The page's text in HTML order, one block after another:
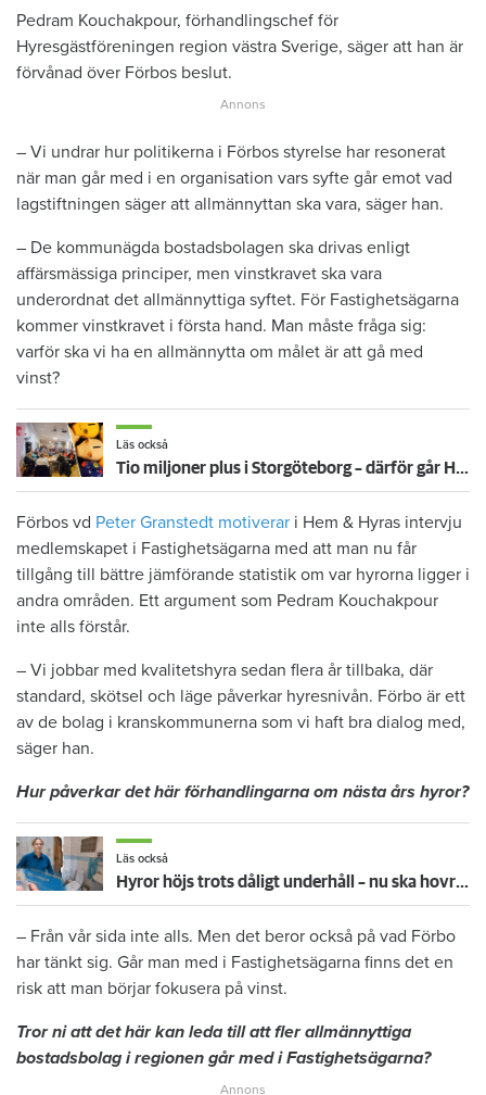
Pedram Kouchakpour, förhandlingschef för
Hyresgästföreningen region västra Sverige, säger att han är
förvånad över Förbos beslut.
– Vi undrar hur politikerna i Förbos styrelse har resonerat
när man går med i en organisation vars syfte går emot vad
lagstiftningen säger att allmännyttan ska vara, säger han.
– De kommunägda bostadsbolagen ska drivas enligt
affärsmässiga principer, men vinstkravet ska vara
underordnat det allmännyttiga syftet. För Fastighetsägarna
kommer vinstkravet i första hand. Man måste fråga sig:
varför ska vi ha en allmännytta om målet är att gå med
vinst?
Läs också
Tio miljoner plus i Storgöteborg – därför går Hyresgästföreningen med storvinst
Förbos vd Peter Granstedt motiverar i Hem & Hyras intervju
medlemskapet i Fastighetsägarna med att man nu får
tillgång till bättre jämförande statistik om var hyrorna ligger i
andra områden. Ett argument som Pedram Kouchakpour
inte alls förstår.
– Vi jobbar med kvalitetshyra sedan flera år tillbaka, där
standard, skötsel och läge påverkar hyresnivån. Förbo är ett
av de bolag i kranskommunerna som vi haft bra dialog med,
säger han.
Hur påverkar det här förhandlingarna om nästa års hyror?
Läs också
Hyror höjs trots dåligt underhåll – nu ska hovrätten avgöra oklart rättsläge
– Från vår sida inte alls. Men det beror också på vad Förbo
har tänkt sig. Går man med i Fastighetsägarna finns det en
risk att man börjar fokusera på vinst.
Tror ni att det här kan leda till att fler allmännyttiga
bostadsbolag i regionen går med i Fastighetsägarna?